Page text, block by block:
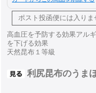
ポスト投函便には 入りま
高血圧を予防する効果アル
を下げる効果
天然昆布１等級
利尻昆布のうま